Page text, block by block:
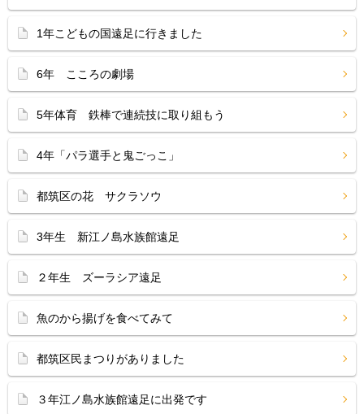
1年こどもの国遠足に行きました
6年 こころの劇場
5年体育 鉄棒で連続技に取り組もう
4年「パラ選手と鬼ごっこ」
都筑区の花 サクラソウ
3年生 新江ノ島水族館遠足
２年生 ズーラシア遠足
魚のから揚げを食べてみて
都筑区民まつりがありました
３年江ノ島水族館遠足に出発です